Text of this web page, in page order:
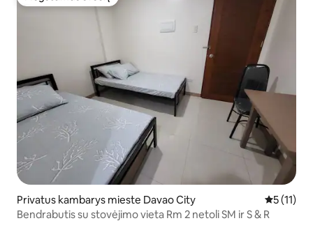
Privatus kambarys mieste Davao City Vidutinis
5 (11)
Bendrabutis su stovėjimo vieta Rm 2 netoli SM ir S & R